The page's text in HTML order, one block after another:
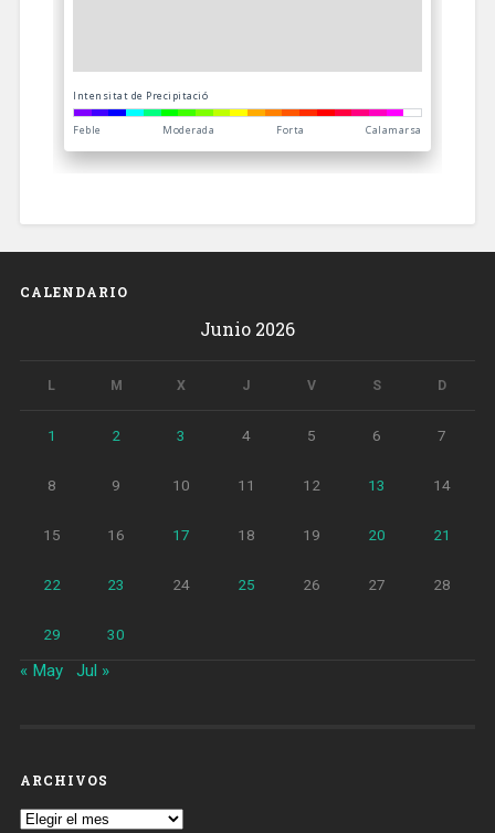
CALENDARIO
Junio 2026
L M X J V S D
1 2 3 4 5 6 7
8 9 10 11 12 13 14
15 16 17 18 19 20 21
22 23 24 25 26 27 28
29 30
« May Jul »
ARCHIVOS
Archivos